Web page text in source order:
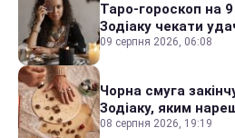
Таро-гороскоп на
Зодіаку чекати
09 серпня 2026, 06:08
Чорна смуга
Зодіаку, яким
08 серпня 2026, 19:19